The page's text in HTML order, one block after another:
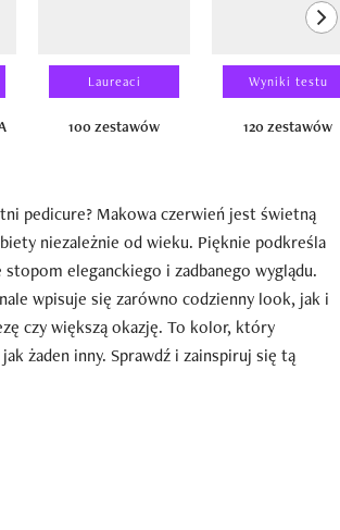
Laureaci
100 zestawów
Wyniki testu
120 zestawów
pedicure? Makowa czerwień jest świetną
niezależnie od wieku. Pięknie podkreśla
eleganckiego i zadbanego wyglądu.
wpisuje się zarówno codzienny look, jak i
czy większą okazję. To kolor, który
żaden inny. Sprawdź i zainspiruj się tą